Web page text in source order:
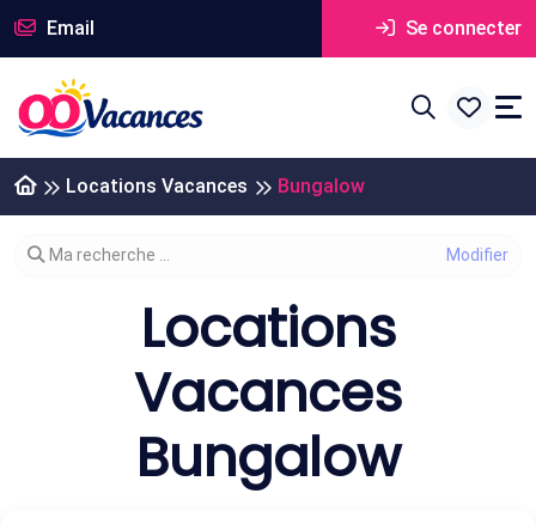
Email Se connecter
Locations Vacances Bungalow
Modifier votre recherche
Ma recherche ...
Locations
Vacances
Bungalow